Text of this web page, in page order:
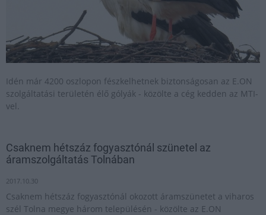
Idén már 4200 oszlopon fészkelhetnek biztonságosan az E.ON
szolgáltatási területén élő gólyák - közölte a cég kedden az MTI-
vel.
Csaknem hétszáz fogyasztónál szünetel az
áramszolgáltatás Tolnában
2017.10.30
Csaknem hétszáz fogyasztónál okozott áramszünetet a viharos
szél Tolna megye három településén - közölte az E.ON